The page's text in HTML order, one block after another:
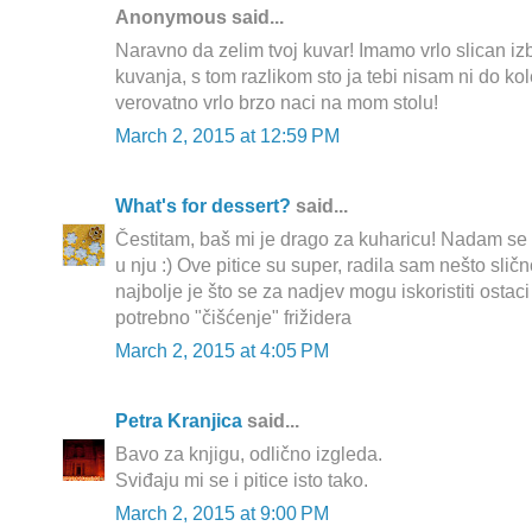
Anonymous said...
Naravno da zelim tvoj kuvar! Imamo vrlo slican
kuvanja, s tom razlikom sto ja tebi nisam ni do
verovatno vrlo brzo naci na mom stolu!
March 2, 2015 at 12:59 PM
What's for dessert? said...
Čestitam, baš mi je drago za kuharicu! Nadam
u nju :) Ove pitice su super, radila sam nešto
najbolje je što se za nadjev mogu iskoristiti
potrebno "čišćenje" frižidera
March 2, 2015 at 4:05 PM
Petra Kranjica said...
Bavo za knjigu, odlično izgleda.
Sviđaju mi se i pitice isto tako.
March 2, 2015 at 9:00 PM